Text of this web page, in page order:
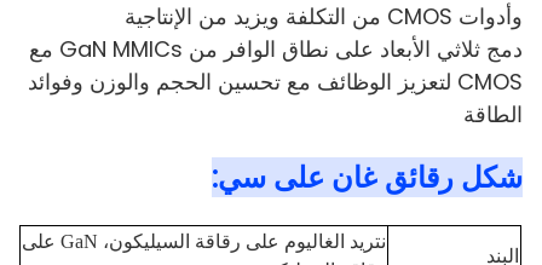
وأدوات CMOS من التكلفة ويزيد من الإنتاجية
دمج ثلاثي الأبعاد على نطاق الوافر من GaN MMICs مع
CMOS لتعزيز الوظائف مع تحسين الحجم والوزن وفوائد
الطاقة
شكل رقائق غان على سي:
البند
نتريد الغاليوم على رقاقة السيليكون، GaN على